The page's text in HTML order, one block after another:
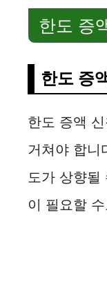
한도 증
한도 증
한도 증액
거쳐야 합니
도가 상향될
이 필요할